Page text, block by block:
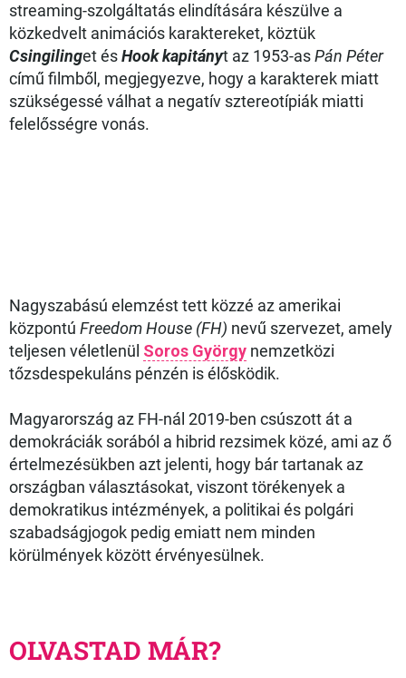
streaming-szolgáltatás elindítására készülve a
közkedvelt animációs karaktereket, köztük
Csingilinget ésHook kapitányt az 1953-asPán Péter
című filmből, megjegyezve, hogy a karakterek miatt
szükségessé válhat a negatív sztereotípiák miatti
felelősségre vonás.
Nagyszabású elemzést tett közzé az amerikai
központú Freedom House (FH) nevű szervezet, amely
teljesen véletlenül Soros György nemzetközi
tőzsdespekuláns pénzén is élősködik.
Magyarország az FH-nál 2019-ben csúszott át a
demokráciák sorából a hibrid rezsimek közé, ami az ő
értelmezésükben azt jelenti, hogy bár tartanak az
országban választásokat, viszont törékenyek a
demokratikus intézmények, a politikai és polgári
szabadságjogok pedig emiatt nem minden
körülmények között érvényesülnek.
OLVASTAD MÁR?